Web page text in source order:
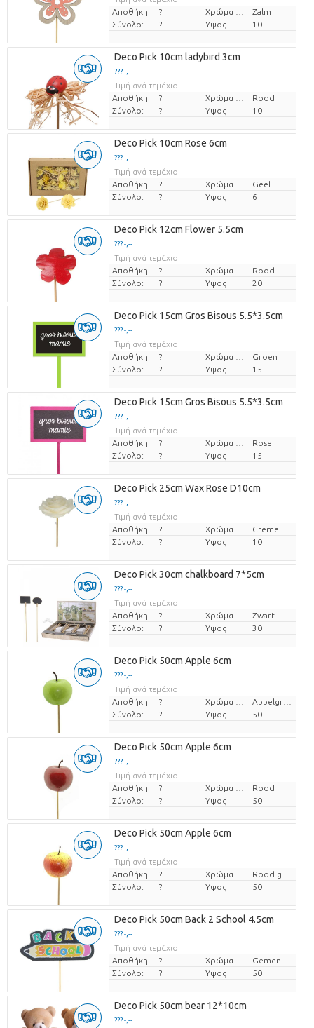
Αποθήκη
?
Zalm
Σύνολο:
? Υψος 10
Deco Pick 10cm ladybird 3cm
??? -,--
Τιμή ανά τεμάχιο
Αποθήκη
?
Rood
Σύνολο:
? Υψος 10
Deco Pick 10cm Rose 6cm
??? -,--
Τιμή ανά τεμάχιο
Αποθήκη
?
Geel
Σύνολο:
? Υψος 6
Deco Pick 12cm Flower 5.5cm
??? -,--
Τιμή ανά τεμάχιο
Αποθήκη
?
Rood
Σύνολο:
? Υψος 20
Deco Pick 15cm Gros Bisous 5.5*3.5cm
??? -,--
Τιμή ανά τεμάχιο
Αποθήκη
?
Groen
Σύνολο:
? Υψος 15
Deco Pick 15cm Gros Bisous 5.5*3.5cm
??? -,--
Τιμή ανά τεμάχιο
Αποθήκη
?
Rose
Σύνολο:
? Υψος 15
Deco Pick 25cm Wax Rose D10cm
??? -,--
Τιμή ανά τεμάχιο
Αποθήκη
?
Creme
Σύνολο:
? Υψος 10
Deco Pick 30cm chalkboard 7*5cm
??? -,--
Τιμή ανά τεμάχιο
Αποθήκη
?
Zwart
Σύνολο:
? Υψος 30
Deco Pick 50cm Apple 6cm
??? -,--
Τιμή ανά τεμάχιο
Αποθήκη
?
Σύνολο:
? Υψος 50
Deco Pick 50cm Apple 6cm
??? -,--
Τιμή ανά τεμάχιο
Αποθήκη
?
Rood
Σύνολο:
? Υψος 50
Deco Pick 50cm Apple 6cm
??? -,--
Τιμή ανά τεμάχιο
Αποθήκη
?
Σύνολο:
? Υψος 50
Deco Pick 50cm Back 2 School 4.5cm
??? -,--
Τιμή ανά τεμάχιο
Αποθήκη
?
Σύνολο:
? Υψος 50
Deco Pick 50cm bear 12*10cm
??? -,--